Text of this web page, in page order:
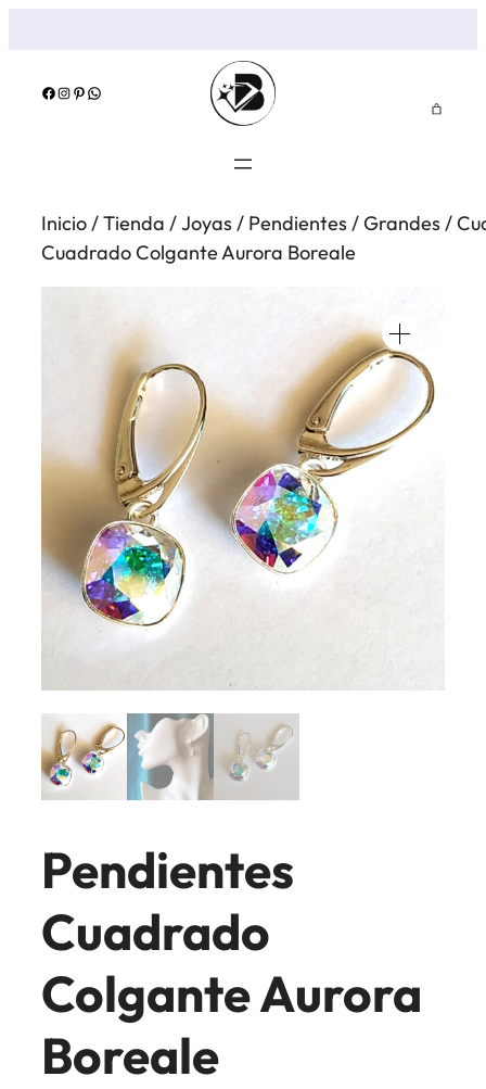
contenido
Facebook Instagram Pinterest WhatsApp
Inicio/Tienda /Joyas / Pendientes /Grandes /
Cuadrado Colgante Aurora Boreale
Pendientes
Cuadrado
Colgante Aurora
Boreale